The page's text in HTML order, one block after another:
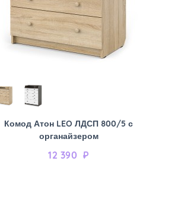
Комод Атон LEO ЛДСП 800/5 с
органайзером
12 390 ₽